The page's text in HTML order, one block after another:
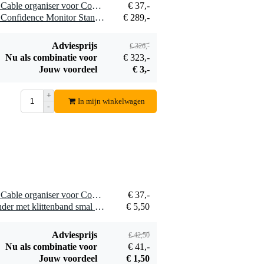
1 x Konig & Meyer 26788 Cable organiser voor Confidence Monitor Stand
€ 37,-
1 x Konig & Meyer 26787 Confidence Monitor Stand statief voor flatscreen
€ 289,-
Adviesprijs € 326,-
Nu als combinatie voor
€ 323,-
Jouw voordeel
€ 3,-
+
-
In mijn winkelwagen
1 x Konig & Meyer 26788 Cable organiser voor Confidence Monitor Stand
€ 37,-
1 x Innox Snap 27 kabelbinder met klittenband smal zwart (10 stuks)
€ 5,50
Adviesprijs € 42,50
Nu als combinatie voor
€ 41,-
Jouw voordeel
€ 1,50